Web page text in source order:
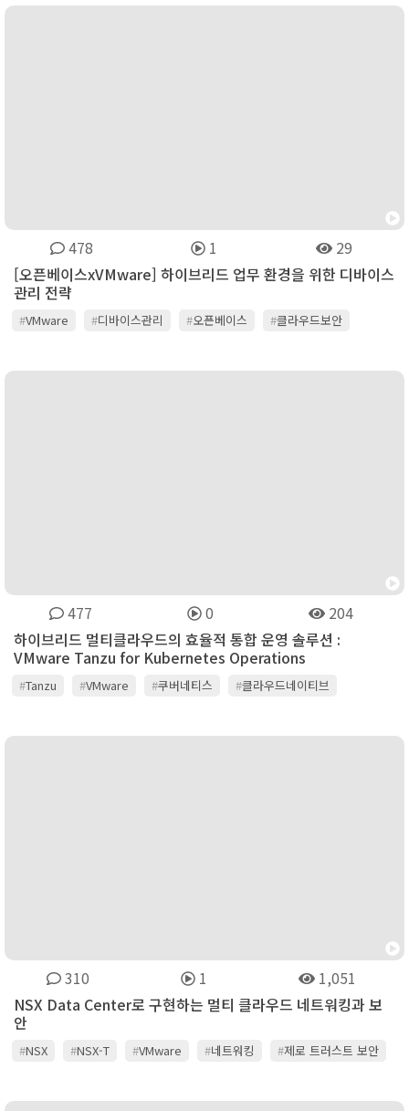
478 1
29
[오픈베이스xVMware] 하이브리드 업무 환경을 위한 디바이스
관리 전략
#VMware #디바이스관리 #오픈베이스 #클라우드보안
477 0
204
하이브리드 멀티클라우드의 효율적 통합 운영 솔루션 :
VMware Tanzu for Kubernetes Operations
#Tanzu #VMware #쿠버네티스 #클라우드네이티브
310 1
1,051
NSX Data Center로 구현하는 멀티 클라우드 네트워킹과 보
안
#NSX #NSX-T #VMware #네트워킹 #제로 트러스트 보안